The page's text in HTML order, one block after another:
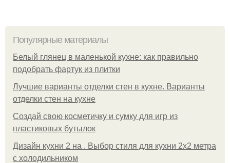
Популярные материалы
Белый глянец в маленькой кухне: как правильно
подобрать фартук из плитки
Лучшие варианты отделки стен в кухне. Варианты
отделки стен на кухне
Создай свою косметичку и сумку для игр из
пластиковых бутылок
Дизайн кухни 2 на . Выбор стиля для кухни 2х2 метра
с холодильником